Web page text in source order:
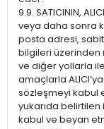
9.9. SATICININ,
veya daha sonra
posta adresi,
bilgileri üzerinden
ve diğer yollarla
amaçlarla
sözleşmeyi kabul
yukarıda
kabul ve beyan